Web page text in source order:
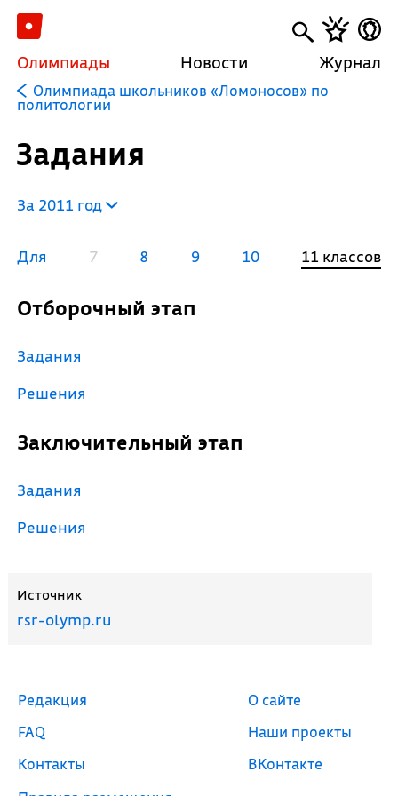
Олимпиады Новости Журнал
Олимпиада школьников «Ломоносов» по
политологии
Задания
За 2011 год
Для 7 8 9 10 11 классов
Отборочный этап
Задания
Решения
Заключительный этап
Задания
Решения
Источник
rsr-olymp.ru
Редакция
FAQ
Контакты
О сайте
Наши проекты
ВКонтакте